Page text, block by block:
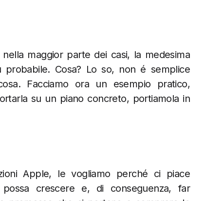
maggior parte dei casi, la medesima
Cosa? Lo so, non é semplice
Facciamo ora un esempio pratico,
su un piano concreto, portiamola in
Apple, le vogliamo perché ci piace
crescere e, di conseguenza, far